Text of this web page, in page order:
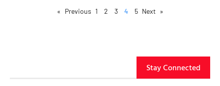
« Previous
1 2 3 4 5 Next »
Stay Connected